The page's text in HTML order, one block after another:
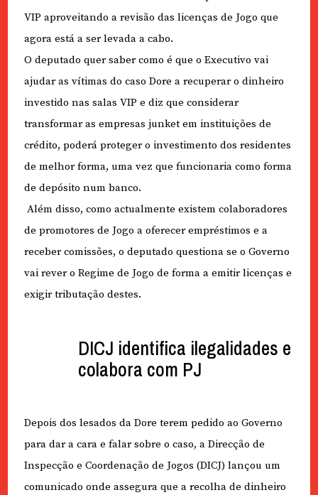
VIP aproveitando a revisão das licenças de Jogo que
agora está a ser levada a cabo.
O deputado quer saber como é que o Executivo vai
ajudar as vítimas do caso Dore a recuperar o dinheiro
investido nas salas VIP e diz que considerar
transformar as empresas junket em instituições de
crédito, poderá proteger o investimento dos residentes
de melhor forma, uma vez que funcionaria como forma
de depósito num banco.
Além disso, como actualmente existem colaboradores
de promotores de Jogo a oferecer empréstimos e a
receber comissões, o deputado questiona se o Governo
vai rever o Regime de Jogo de forma a emitir licenças e
exigir tributação destes.
DICJ identifica ilegalidades e
colabora com PJ
Depois dos lesados da Dore terem pedido ao Governo
para dar a cara e falar sobre o caso, a Direcção de
Inspecção e Coordenação de Jogos (DICJ) lançou um
comunicado onde assegura que a recolha de dinheiro